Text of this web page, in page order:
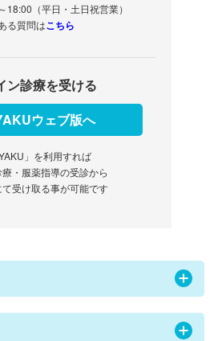
18:00（平日・土日祝営業）
る質問はこちら
ン診療を受ける
ウェブ版へ
」を利用すれば
・服薬指導の受診から
受け取る事が可能です